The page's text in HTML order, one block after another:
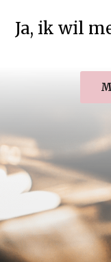
Ja, ik wil